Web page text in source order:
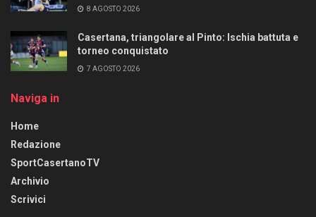
8 AGOSTO 2026
Casertana, triangolare al Pinto: Ischia battuta e
torneo conquistato
7 AGOSTO 2026
Naviga in
Home
Redazione
SportCasertanoTV
Archivio
Scrivici